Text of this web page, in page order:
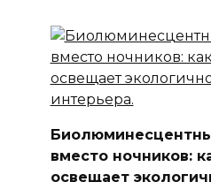
вместо ночников:
освещает